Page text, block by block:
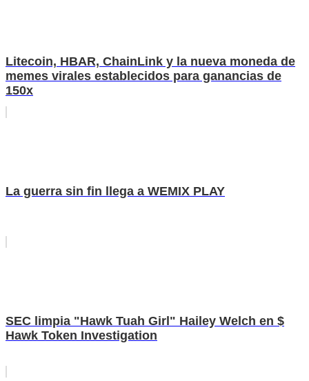
Litecoin, HBAR, ChainLink y la nueva moneda de
memes virales establecidos para ganancias de
150x
La guerra sin fin llega a WEMIX PLAY
SEC limpia "Hawk Tuah Girl" Hailey Welch en $
Hawk Token Investigation